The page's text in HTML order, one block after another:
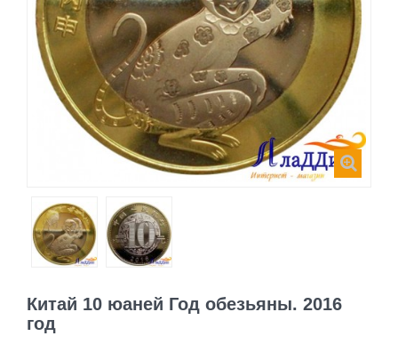
Китай 10 юаней Год обезьяны. 2016
год